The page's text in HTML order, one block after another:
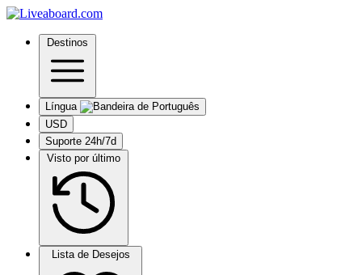
Destinos
Língua
USD
Suporte 24h/7d
Visto por último
Lista de Desejos